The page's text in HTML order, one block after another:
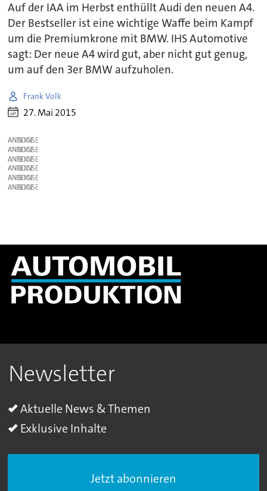
Auf der IAA im Herbst enthüllt Audi den neuen A4.
Der Bestseller ist eine wichtige Waffe beim Kampf
um die Premiumkrone mit BMW. IHS Automotive
sagt: Der neue A4 wird gut, aber nicht gut genug,
um auf den 3er BMW aufzuholen.
Frank Volk
27. Mai 2015
ANZEIGE
ANZEIGE
ANZEIGE
ANZEIGE
ANZEIGE
ANZEIGE
Newsletter
Aktuelle News & Themen
Exklusive Inhalte
Jetzt abonnieren